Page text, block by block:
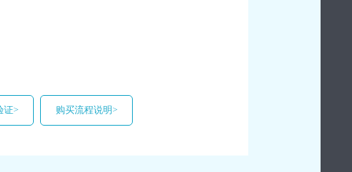
证> 购买流程说明>